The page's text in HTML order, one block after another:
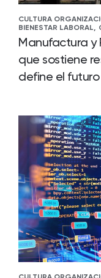
CULTURA
BIENESTAR LABORAL,
Manufactura y
que sostiene
define el futuro